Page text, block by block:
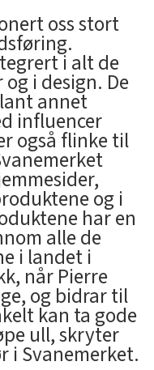
oss stort
i alt de
i design. De
annet
influencer
også flinke til
og i
har en
alle de
i landet i
når Pierre
og bidrar til
kan ta gode
ull, skryter
i Svanemerket.